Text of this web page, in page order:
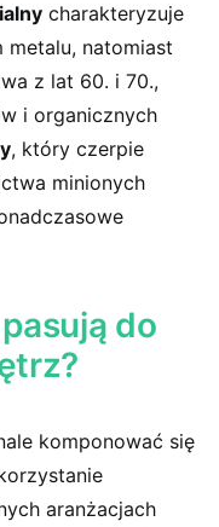
charakteryzuje
metalu, ⁤natomiast
z lat‍ 60. i 70.,
i⁢ organicznych
, który czerpie⁣
minionych
do
komponować się
aranżacjach